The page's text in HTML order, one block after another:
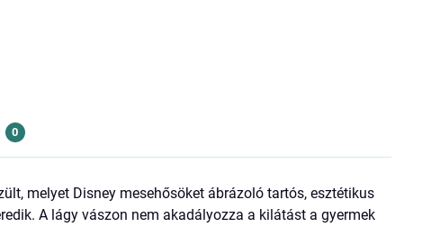
0
melyet Disney mesehősöket ábrázoló tartós, esztétikus
A lágy vászon nem akadályozza a kilátást a gyermek